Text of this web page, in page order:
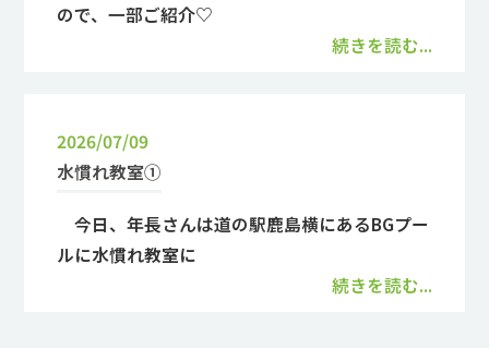
ので、一部ご紹介♡
続きを読む...
2026/07/09
水慣れ教室①
今日、年長さんは道の駅鹿島横にあるBGプー
ルに水慣れ教室に
続きを読む...